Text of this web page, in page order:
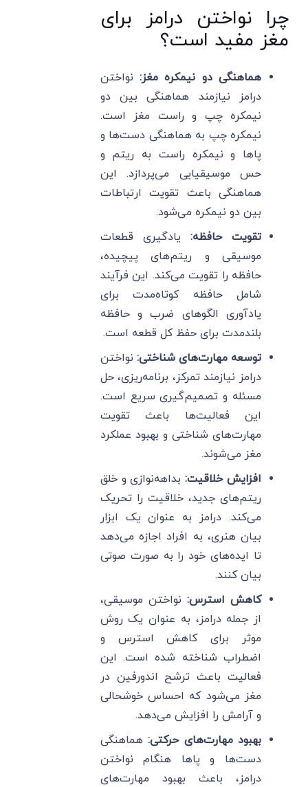
چرا نواختن درامز برای
مغز مفید است؟
هماهنگی دو نیمکره مغز:نواختن
درامز نیازمند هماهنگی بین دو
نیمکره چپ و راست مغز است.
نیمکره چپ به هماهنگی دست‌ها و
پاها و نیمکره راست به ریتم و
حس موسیقیایی می‌پردازد. این
هماهنگی باعث تقویت ارتباطات
بین دو نیمکره می‌شود.
تقویت حافظه: یادگیری قطعات
موسیقی و ریتم‌های پیچیده،
حافظه را تقویت می‌کند. این فرآیند
شامل حافظه کوتاه‌مدت برای
یادآوری الگوهای ضرب و حافظه
بلندمدت برای حفظ کل قطعه است.
توسعه مهارت‌های شناختی: نواختن
درامز نیازمند تمرکز، برنامه‌ریزی، حل
مسئله و تصمیم‌گیری سریع است.
این فعالیت‌ها باعث تقویت
مهارت‌های شناختی و بهبود عملکرد
مغز می‌شوند.
افزایش خلاقیت:بداهه‌نوازی و خلق
ریتم‌های جدید، خلاقیت را تحریک
می‌کند. درامز به عنوان یک ابزار
بیان هنری، به افراد اجازه می‌دهد
تا ایده‌های خود را به صورت صوتی
بیان کنند.
کاهش استرس: نواختن موسیقی،
از جمله درامز، به عنوان یک روش
موثر برای کاهش استرس و
اضطراب شناخته شده است. این
فعالیت باعث ترشح اندورفین در
مغز می‌شود که احساس خوشحالی
و آرامش را افزایش می‌دهد.
بهبود مهارت‌های حرکتی:هماهنگی
دست‌ها و پاها هنگام نواختن
درامز، باعث بهبود مهارت‌های